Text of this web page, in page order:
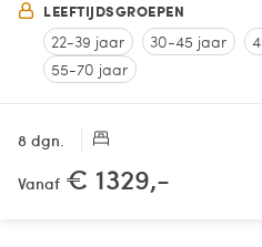
LEEFTIJDSGROEPEN
22-39 jaar 30-45 jaar
55-70 jaar
8 dgn.
Vanaf € 1329,-